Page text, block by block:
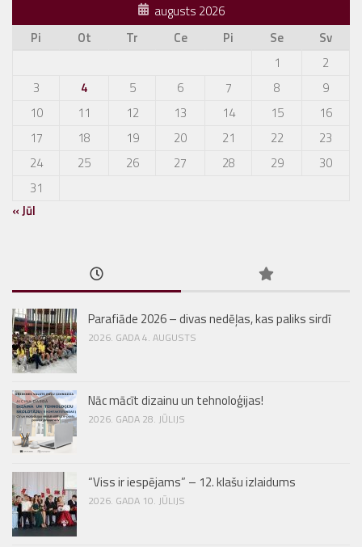
augusts 2026
Pi
Ot Tr Ce Pi Se
Sv
1
2
3
4 5 6 7 8
9
10
11 12 13 14 15
16
17
18 19 20 21 22
23
24
25 26 27 28 29
30
31
« Jūl
Parafiāde 2026 – divas nedēļas, kas paliks sirdī
2026. GADA 4. AUGUSTS
Nāc mācīt dizainu un tehnoloģijas!
2026. GADA 28. JŪLIJS
“Viss ir iespējams” – 12. klašu izlaidums
2026. GADA 10. JŪLIJS